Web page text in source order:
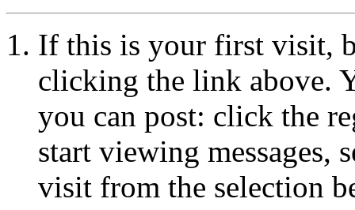
If this is your first visit,
clicking the link above.
you can post: click the
start viewing messages,
visit from the selection